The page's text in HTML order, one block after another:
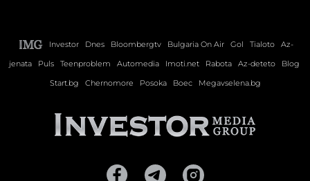
Investor Dnes Bloombergtv Bulgaria On Air Gol Tialoto
Az-
jenata
Puls Teenproblem Automedia Imoti.net Rabota Az-deteto
Blog
Start.bg
Chernomore Posoka Boec Megavselena.bg